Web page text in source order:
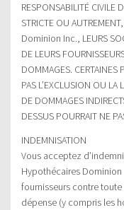
RESPONSABILITÉ CIVILE
STRICTE OU
Dominion Inc., LEURS
DE LEURS
DOMMAGES. CERTAINES
PAS L’EXCLUSION OU LA
DE DOMMAGES
DESSUS POURRAIT NE
INDEMNISATION
Vous acceptez
Hypothécaires
fournisseurs contre
dépense (y compris les